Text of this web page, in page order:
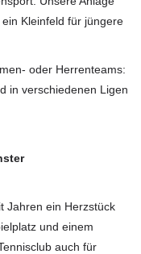
Kleinfeld für jüngere
oder Herrenteams:
in verschiedenen Ligen
Jahren ein Herzstück
und einem
auch für